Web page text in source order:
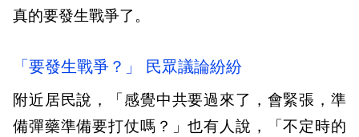
真的要發生戰爭了。
「要發生戰爭？」 民眾議論紛紛
附近居民說，「感覺中共要過來了，會緊張，準
備彈藥準備要打仗嗎？」也有人說，「不定時的